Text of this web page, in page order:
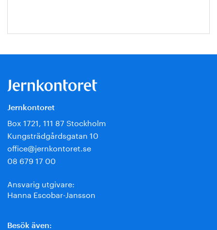
Jernkontoret
Box 1721, 111 87 Stockholm
Kungsträdgårdsgatan 10
office@jernkontoret.se
08 679 17 00
Ansvarig utgivare:
Hanna Escobar-Jansson
Besök även: